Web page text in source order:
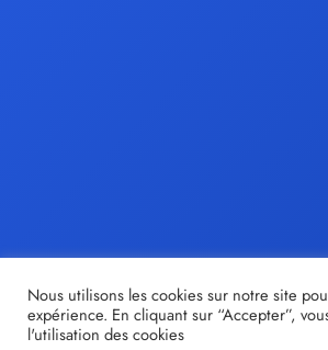
Nous utilisons les cookies sur notre site
expérience. En cliquant sur “Accepter”,
l'utilisation des cookies